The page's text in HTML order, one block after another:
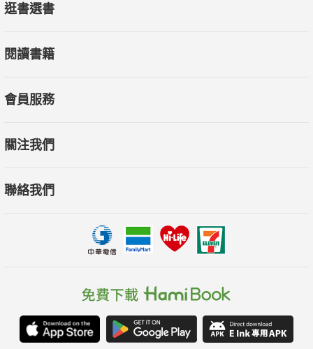
逛書選書
閱讀書籍
會員服務
關注我們
聯絡我們